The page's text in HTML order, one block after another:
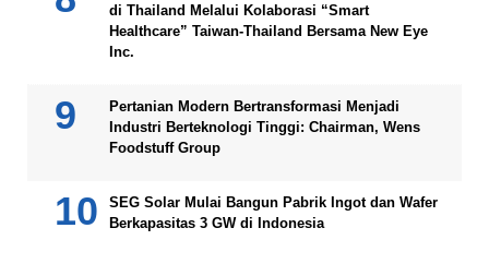
di Thailand Melalui Kolaborasi “Smart
Healthcare” Taiwan-Thailand Bersama New Eye
Inc.
Pertanian Modern Bertransformasi Menjadi
Industri Berteknologi Tinggi: Chairman, Wens
Foodstuff Group
SEG Solar Mulai Bangun Pabrik Ingot dan Wafer
Berkapasitas 3 GW di Indonesia